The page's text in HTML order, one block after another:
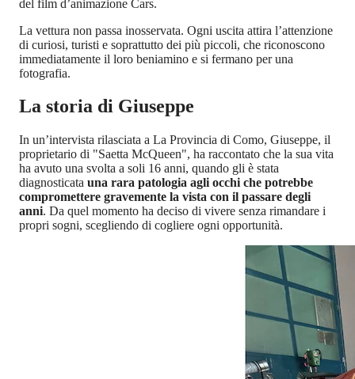
del film d’animazione Cars.
La vettura non passa inosservata. Ogni uscita attira l’attenzione
di curiosi, turisti e soprattutto dei più piccoli, che riconoscono
immediatamente il loro beniamino e si fermano per una
fotografia.
La storia di Giuseppe
In un’intervista rilasciata a La Provincia di Como, Giuseppe, il
proprietario di "Saetta McQueen", ha raccontato che la sua vita
ha avuto una svolta a soli 16 anni, quando gli è stata
diagnosticata una rara patologia agli occhi che potrebbe
compromettere gravemente la vista con il passare degli
anni. Da quel momento ha deciso di vivere senza rimandare i
propri sogni, scegliendo di cogliere ogni opportunità.